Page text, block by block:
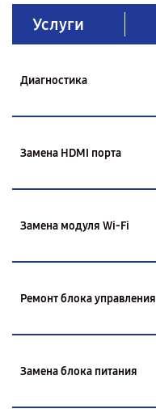
Услуги
Диагностика
Замена HDMI порта
Замена модуля Wi-Fi
Ремонт блока управления
Замена блока питания